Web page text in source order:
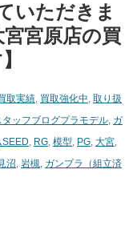
いただきま
宮原店の買
取実績, 買取強化中, 取り扱
ッフブログプラモデル, ガ
, RG, 模型, PG, 大宮,
沼, 岩槻, ガンプラ（組立済